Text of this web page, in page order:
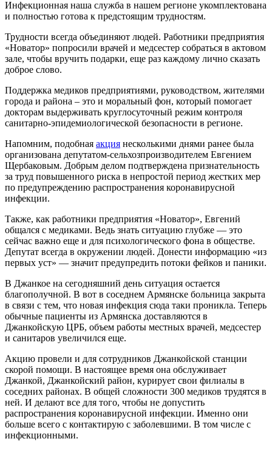
Инфекционная наша служба в нашем регионе укомплектована
и полностью готова к предстоящим трудностям.
Трудности всегда объединяют людей. Работники предприятия
«Новатор» попросили врачей и медсестер собраться в актовом
зале, чтобы вручить подарки, еще раз каждому лично сказать
доброе слово.
Поддержка медиков предприятиями, руководством, жителями
города и района – это и моральный фон, который помогает
докторам выдерживать круглосуточный режим контроля
санитарно-эпидемиологической безопасности в регионе.
Напомним, подобная акция несколькими днями ранее была
организована депутатом-сельхозпроизводителем Евгением
Щербаковым. Добрым делом подтверждена признательность
за труд повышенного риска в непростой период жестких мер
по предупреждению распространения коронавирусной
инфекции.
Также, как работники предприятия «Новатор», Евгений
общался с медиками. Ведь знать ситуацию глубже — это
сейчас важно еще и для психологического фона в обществе.
Депутат всегда в окружении людей. Донести информацию «из
первых уст» — значит предупредить потоки фейков и паники.
В Джанкое на сегодняшний день ситуация остается
благополучной. В вот в соседнем Армянске больница закрыта
в связи с тем, что новая инфекция сюда таки проникла. Теперь
обычные пациенты из Армянска доставляются в
Джанкойскую ЦРБ, объем работы местных врачей, медсестер
и санитаров увеличился еще.
Акцию провели и для сотрудников Джанкойской станции
скорой помощи. В настоящее время она обслуживает
Джанкой, Джанкойский район, курирует свои филиалы в
соседних районах. В общей сложности 300 медиков трудятся в
ней. И делают все для того, чтобы не допустить
распространения коронавирусной инфекции. Именно они
больше всего с контактирую с заболевшими. В том числе с
инфекционными.